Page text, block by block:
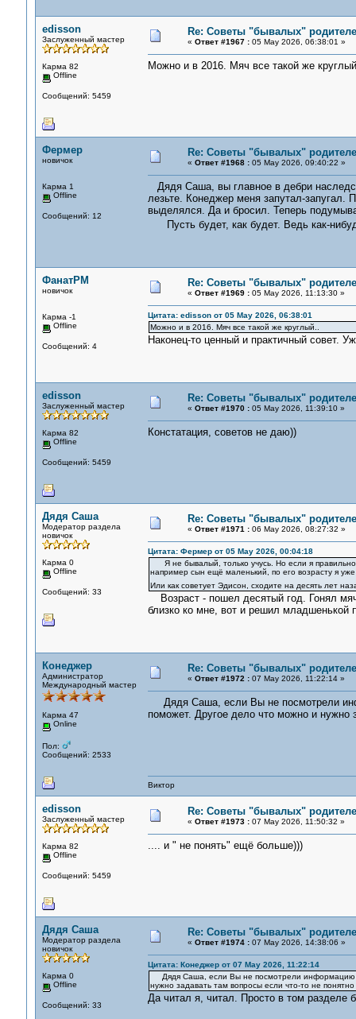
edisson
Заслуженный мастер
Карма 82
Offline
Сообщений: 5459
Re: Советы "бывалых"
« Ответ #1967 :05 May 2026, 06:38:01 »
Можно и в 2016. Мяч все такой же
Фермер
новичок
Карма 1
Offline
Сообщений: 12
Re: Советы "бывалых"
« Ответ #1968 :05 May 2026, 09:40:22 »
Дядя Саша, вы главное в дебри
лезьте. Конеджер меня запутал-запугал.
выделялся. Да и бросил. Теперь
Пусть будет, как будет. Ведь как-
ФанатРМ
новичок
Карма -1
Offline
Сообщений: 4
Re: Советы "бывалых"
« Ответ #1969 :05 May 2026, 11:13:30 »
Цитата: edisson от 05 May 2026, 06:38:01
Можно и в 2016. Мяч все такой же круглый..
Наконец-то ценный и практичный совет.
edisson
Заслуженный мастер
Карма 82
Offline
Сообщений: 5459
Re: Советы "бывалых"
« Ответ #1970 :05 May 2026, 11:39:10 »
Констатация, советов не даю))
Дядя Саша
Модератор раздела
новичок
Карма 0
Offline
Сообщений: 33
Re: Советы "бывалых"
« Ответ #1971 :06 May 2026, 08:27:32 »
Цитата: Фермер от 05 May 2026, 00:04:18
Я не бывалый, только учусь. Но если я правильно
например сын ещё маленький, по его возрасту я
Или как советует Эдисон, сходите на десять лет
Возраст - пошел десятый год. Гонял
близко ко мне, вот и решил младшенькой
Конеджер
Администратор
Международный мастер
Карма 47
Online
Пол:
Сообщений: 2533
Re: Советы "бывалых"
« Ответ #1972 :07 May 2026, 11:22:14 »
Дядя Саша, если Вы не посмотрели
поможет. Другое дело что можно и нужно
Виктор
edisson
Заслуженный мастер
Карма 82
Offline
Сообщений: 5459
Re: Советы "бывалых"
« Ответ #1973 :07 May 2026, 11:50:32 »
.... и " не понять" ещё больше)))
Дядя Саша
Модератор раздела
новичок
Карма 0
Offline
Сообщений: 33
Re: Советы "бывалых"
« Ответ #1974 :07 May 2026, 14:38:06 »
Цитата: Конеджер от 07 May 2026, 11:22:14
Дядя Саша, если Вы не посмотрели информацию в
нужно задавать там вопросы если что-то не
Да читал я, читал. Просто в том разделе